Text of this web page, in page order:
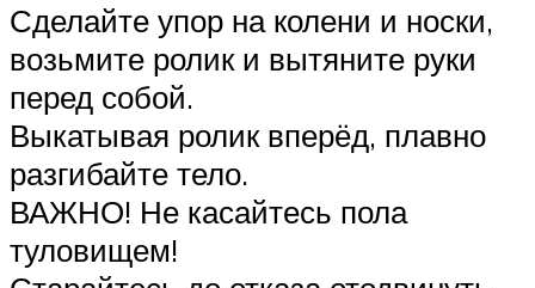
Сделайте упор на колени и носки,
возьмите ролик и вытяните руки
перед собой.
Выкатывая ролик вперёд, плавно
разгибайте тело.
ВАЖНО! Не касайтесь пола
туловищем!